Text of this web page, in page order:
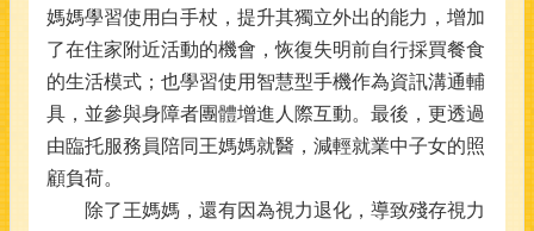
媽媽學習使用白手杖，提升其獨立外出的能力，增加
了在住家附近活動的機會，恢復失明前自行採買餐食
的生活模式；也學習使用智慧型手機作為資訊溝通輔
具，並參與身障者團體增進人際互動。最後，更透過
由臨托服務員陪同王媽媽就醫，減輕就業中子女的照
顧負荷。
除了王媽媽，還有因為視力退化，導致殘存視力